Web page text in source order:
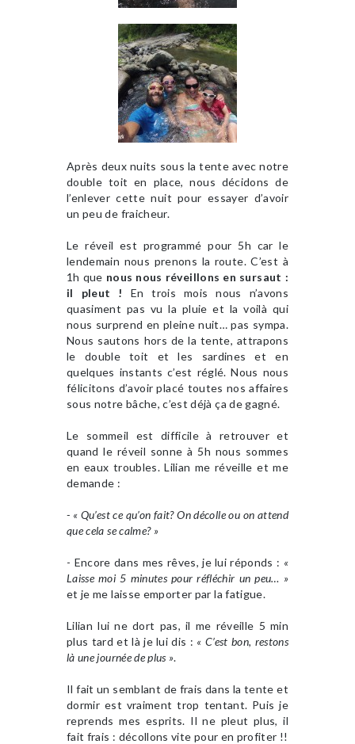
Après deux nuits sous la tente avec notre
double toit en place, nous décidons de
l’enlever cette nuit pour essayer d’avoir
un peu de fraicheur.
Le réveil est programmé pour 5h car le
lendemain nous prenons la route. C’est à
1h que nous nous réveillons en sursaut :
il pleut ! En trois mois nous n’avons
quasiment pas vu la pluie et la voilà qui
nous surprend en pleine nuit… pas sympa.
Nous sautons hors de la tente, attrapons
le double toit et les sardines et en
quelques instants c’est réglé. Nous nous
félicitons d’avoir placé toutes nos affaires
sous notre bâche, c’est déjà ça de gagné.
Le sommeil est difficile à retrouver et
quand le réveil sonne à 5h nous sommes
en eaux troubles. Lilian me réveille et me
demande :
- « Qu’est ce qu’on fait? On décolle ou on attend
que cela se calme? »
- Encore dans mes rêves, je lui réponds : «
Laisse moi 5 minutes pour réfléchir un peu… »
et je me laisse emporter par la fatigue.
Lilian lui ne dort pas, il me réveille 5 min
plus tard et là je lui dis : « C’est bon, restons
là une journée de plus ».
Il fait un semblant de frais dans la tente et
dormir est vraiment trop tentant. Puis je
reprends mes esprits. Il ne pleut plus, il
fait frais : décollons vite pour en profiter !!